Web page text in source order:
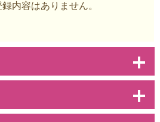
内容はありません。